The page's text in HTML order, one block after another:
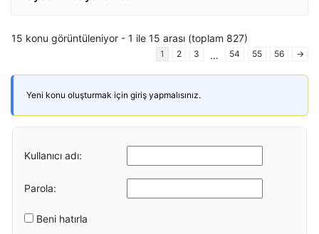
15 konu görüntüleniyor - 1 ile 15 arası (toplam 827)
1 2 3 … 54 55 56 →
Yeni konu oluşturmak için giriş yapmalısınız.
Kullanıcı adı:
Parola:
Beni hatırla